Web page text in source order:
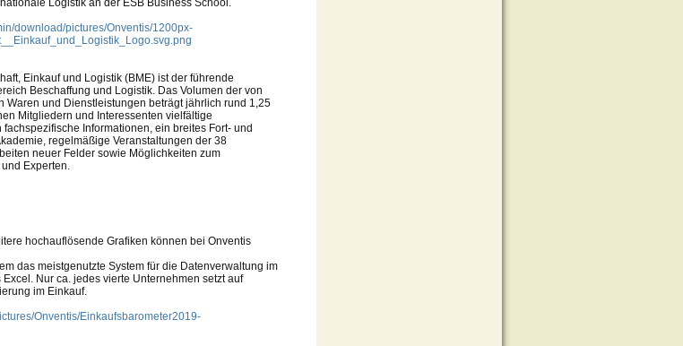
Logistik an der ESB Business School.
download/pictures/Onventis/1200px-
Einkauf und Logistik (BME) ist der führende
Beschaffung und Logistik. Das Volumen der von
Waren und Dienstleistungen beträgt jährlich rund 1,25
Mitgliedern und Interessenten vielfältige
Informationen, ein breites Fort- und
regelmäßige Veranstaltungen der 38
neuer Felder sowie Möglichkeiten zum
Experten.
hochauflösende Grafiken können bei Onventis
das meistgenutzte System für die Datenverwaltung im
Nur ca. jedes vierte Unternehmen setzt auf
im Einkauf.
Onventis/Einkaufsbarometer2019-